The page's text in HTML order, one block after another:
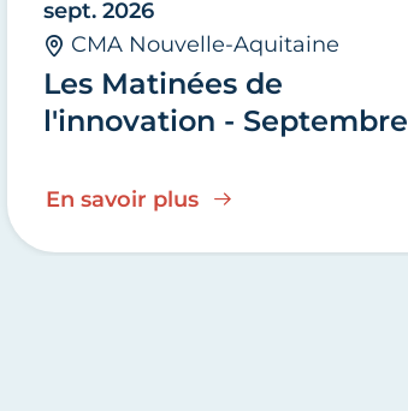
Les Matinées de
l'innovation - Septembre
sept. 2026
CMA Nouvelle-Aquitaine
En savoir plus